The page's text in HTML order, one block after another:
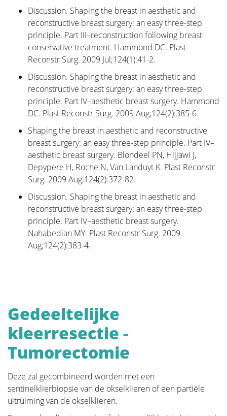
Discussion. Shaping the breast in aesthetic and
reconstructive breast surgery: an easy three-step
principle. Part III–reconstruction following breast
conservative treatment. Hammond DC. Plast
Reconstr Surg. 2009 Jul;124(1):41-2.
Discussion. Shaping the breast in aesthetic and
reconstructive breast surgery: an easy three-step
principle. Part IV–aesthetic breast surgery. Hammond
DC. Plast Reconstr Surg. 2009 Aug;124(2):385-6.
Shaping the breast in aesthetic and reconstructive
breast surgery: an easy three-step principle. Part IV–
aesthetic breast surgery. Blondeel PN, Hijjawi J,
Depypere H, Roche N, Van Landuyt K. Plast Reconstr
Surg. 2009 Aug;124(2):372-82.
Discussion. Shaping the breast in aesthetic and
reconstructive breast surgery: an easy three-step
principle. Part IV–aesthetic breast surgery.
Nahabedian MY. Plast Reconstr Surg. 2009
Aug;124(2):383-4.
Gedeeltelijke
kleerresectie -
Tumorectomie
Deze zal gecombineerd worden met een
sentinelklierbiopsie van de okselklieren of een partiële
uitruiming van de okselklieren.